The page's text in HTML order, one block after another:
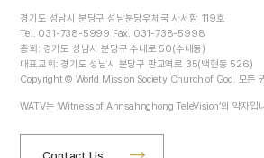
경기도 성남시 분당구 성남분당우체국 사서함 119호
Tel. 031-738-5999 Fax. 031-738-5998
총회: 경기도 성남시 분당구 수내로 50(수내동)
대표교회: 경기도 성남시 분당구 판교역로 35(백현동 526)
Copyright © World Mission Society Church of God. 모든
WATV는 ‘Witness of Ahnsahnghong TeleVision’의 약자입